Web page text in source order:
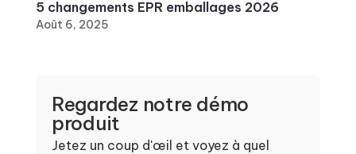
5 changements EPR emballages 2026
Août 6, 2025
Regardez notre démo
produit
Jetez un coup d'œil et voyez à quel